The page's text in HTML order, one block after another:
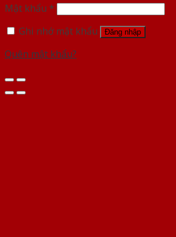
Mật khẩu *
Ghi nhớ mật khẩu
Đăng nhập
Quên mật khẩu?